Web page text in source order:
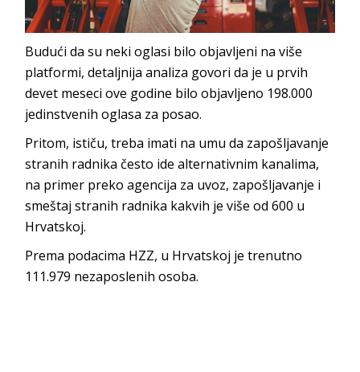
Budući da su neki oglasi bilo objavljeni na više
platformi, detaljnija analiza govori da je u prvih
devet meseci ove godine bilo objavljeno 198.000
jedinstvenih oglasa za posao.
Pritom, ističu, treba imati na umu da zapošljavanje
stranih radnika često ide alternativnim kanalima,
na primer preko agencija za uvoz, zapošljavanje i
smeštaj stranih radnika kakvih je više od 600 u
Hrvatskoj.
Prema podacima HZZ, u Hrvatskoj je trenutno
111.979 nezaposlenih osoba.